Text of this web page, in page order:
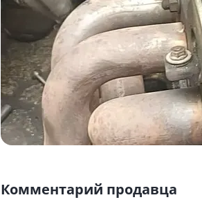
Комментарий продавца